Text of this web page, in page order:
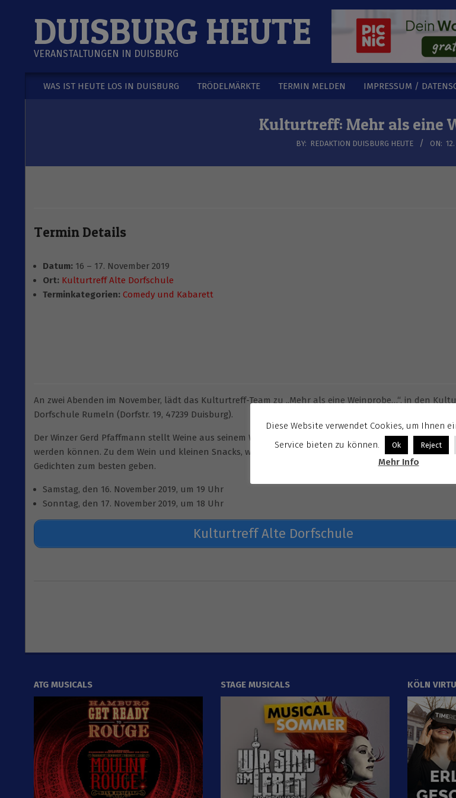
DUISBURG HEUTE
VERANSTALTUNGEN IN DUISBURG
Secondary
WAS IST HEUTE LOS IN DUISBURG TRÖDELMÄRKTE TERMIN MELDEN IMPRESSUM /
Kulturtreff: Mehr als eine
BY: REDAKTION DUISBURG HEUTE ON:
Termin Details
Datum: 16 – 17. November 2019
Ort: Kulturtreff Alte Dorfschule
Terminkategorien: Comedy und Kabarett
An zwei Abenden im November, lädt das Kulturtreff-Team zu „Mehr als eine Weinprobe…“, in den
Dorfschule Rumeln (Dorfstr. 19, 47239 Duisburg).
Der Winzer Gerd Pfaffmann stellt Weine aus seinem Weingut in der Pfalz vor, die dann getestet und
werden können. Zu dem Wein und kleinen Snacks, wird das Kulturtreff-Team ein Bühnenprogramm
Gedichten zum besten geben.
Samstag, den 16. November 2019, um 19 Uhr
Sonntag, den 17. November 2019, um 18 Uhr
Kulturtreff Alte Dorfschule
ATG MUSICALS STAGE MUSICALS KÖLN
Diese Website verwendet Cookies, um Ihnen
Service bieten zu können.
Ok Reject
Mehr Info